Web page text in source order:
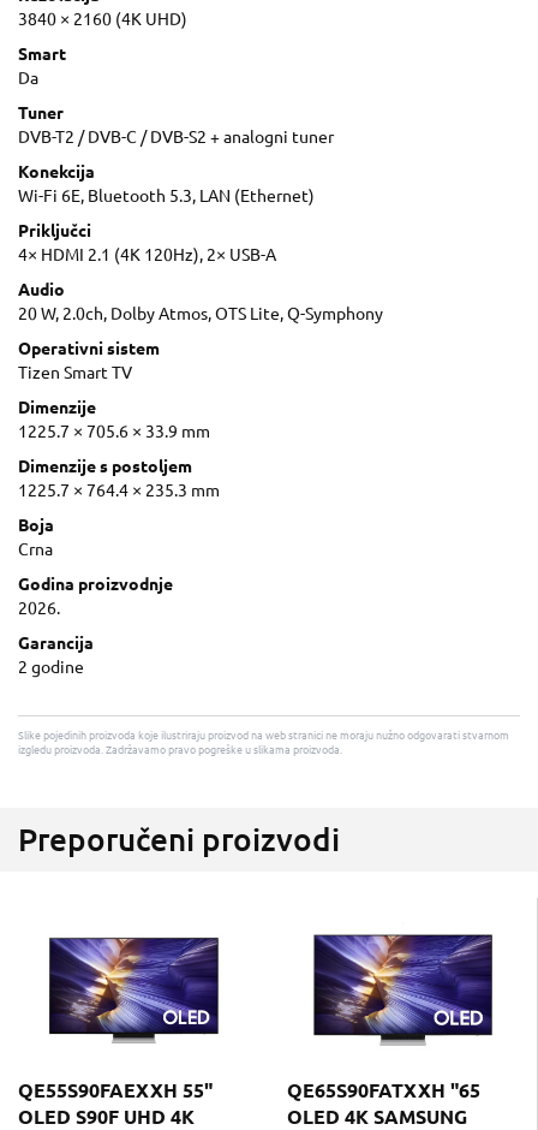
3840 × 2160 (4K UHD)
Smart
Da
Tuner
DVB-T2 / DVB-C / DVB-S2 + analogni tuner
Konekcija
Wi-Fi 6E, Bluetooth 5.3, LAN (Ethernet)
Priključci
4× HDMI 2.1 (4K 120Hz), 2× USB-A
Audio
20 W, 2.0ch, Dolby Atmos, OTS Lite, Q-Symphony
Operativni sistem
Tizen Smart TV
Dimenzije
1225.7 × 705.6 × 33.9 mm
Dimenzije s postoljem
1225.7 × 764.4 × 235.3 mm
Boja
Crna
Godina proizvodnje
2026.
Garancija
2 godine
Slike pojedinih proizvoda koje ilustriraju proizvod na web stranici ne moraju nužno odgovarati stvarnom
izgledu proizvoda. Zadržavamo pravo pogreške u slikama proizvoda.
Preporučeni proizvodi
QE55S90FAEXXH 55"
OLED S90F UHD 4K
QE65S90FATXXH "65
OLED 4K SAMSUNG